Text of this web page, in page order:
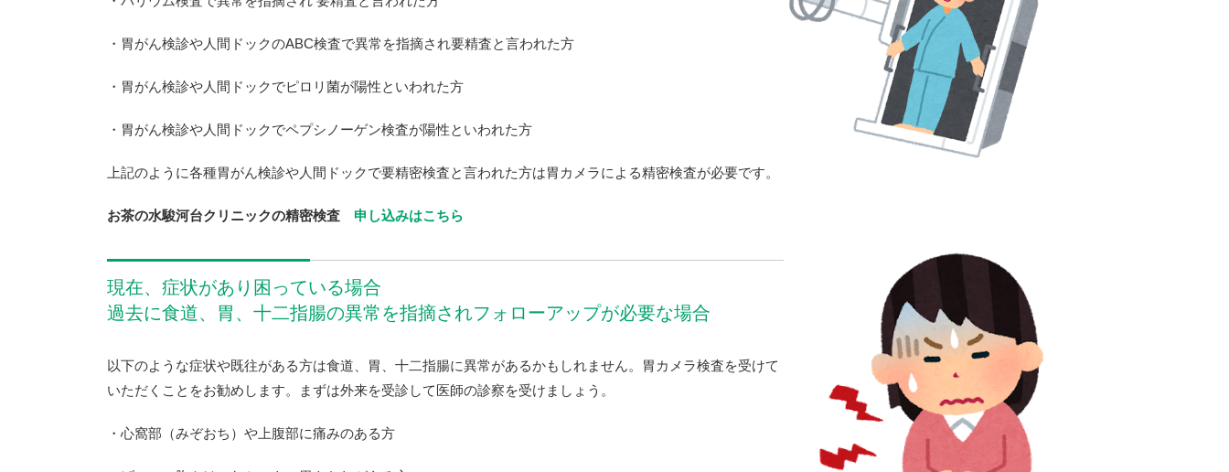
・胃がん検診や人間ドックのABC検査で異常を指摘され要精査と言われた方
・胃がん検診や人間ドックでピロリ菌が陽性といわれた方
・胃がん検診や人間ドックでペプシノーゲン検査が陽性といわれた方
上記のように各種胃がん検診や人間ドックで要精密検査と言われた方は胃カメラによる精密検査が必要です。
お茶の水駿河台クリニックの精密検査 申し込みはこちら
現在、症状があり困っている場合
過去に食道、胃、十二指腸の異常を指摘されフォローアップが必要な場合
以下のような症状や既往がある方は食道、胃、十二指腸に異常があるかもしれません。胃カメラ検査を受けて
いただくことをお勧めします。まずは外来を受診して医師の診察を受けましょう。
・心窩部（みぞおち）や上腹部に痛みのある方